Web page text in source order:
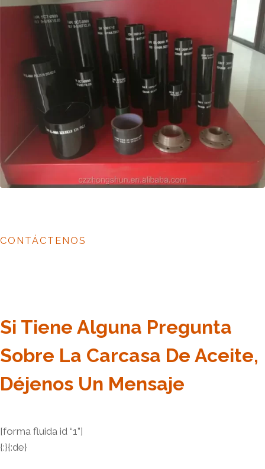
CONTÁCTENOS
Si Tiene Alguna Pregunta
Sobre La Carcasa De Aceite,
Déjenos Un Mensaje
[forma fluida id “1”]
{:}{:de}